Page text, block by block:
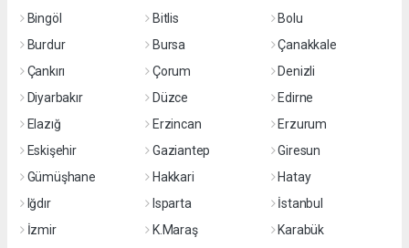
Bingöl
Bitlis
Bolu
Burdur
Bursa
Çanakkale
Çankırı
Çorum
Denizli
Diyarbakır
Düzce
Edirne
Elazığ
Erzincan
Erzurum
Eskişehir
Gaziantep
Giresun
Gümüşhane
Hakkari
Hatay
Iğdır
Isparta
İstanbul
İzmir
K.Maraş
Karabük